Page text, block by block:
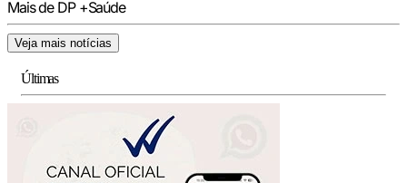
Mais de DP +Saúde
Veja mais notícias
Últimas